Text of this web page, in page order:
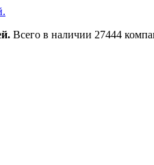
Всего в наличии 27444